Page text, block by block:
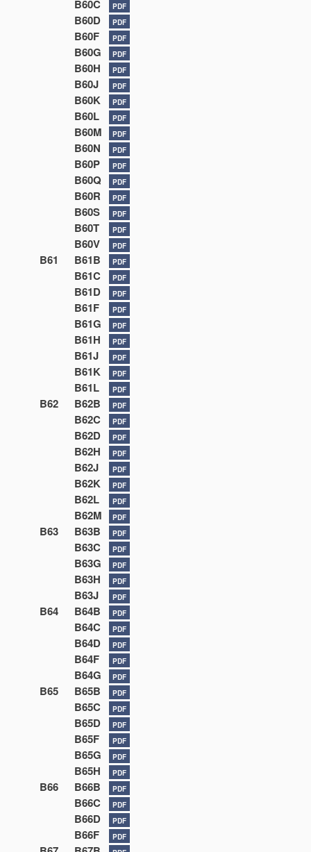
B60C PDF
B60D PDF
B60F PDF
B60G PDF
B60H PDF
B60J PDF
B60K PDF
B60L PDF
B60M PDF
B60N PDF
B60P PDF
B60Q PDF
B60R PDF
B60S PDF
B60T PDF
B60V PDF
B61 B61B PDF
B61C PDF
B61D PDF
B61F PDF
B61G PDF
B61H PDF
B61J PDF
B61K PDF
B61L PDF
B62 B62B PDF
B62C PDF
B62D PDF
B62H PDF
B62J PDF
B62K PDF
B62L PDF
B62M PDF
B63 B63B PDF
B63C PDF
B63G PDF
B63H PDF
B63J PDF
B64 B64B PDF
B64C PDF
B64D PDF
B64F PDF
B64G PDF
B65 B65B PDF
B65C PDF
B65D PDF
B65F PDF
B65G PDF
B65H PDF
B66 B66B PDF
B66C PDF
B66D PDF
B66F PDF